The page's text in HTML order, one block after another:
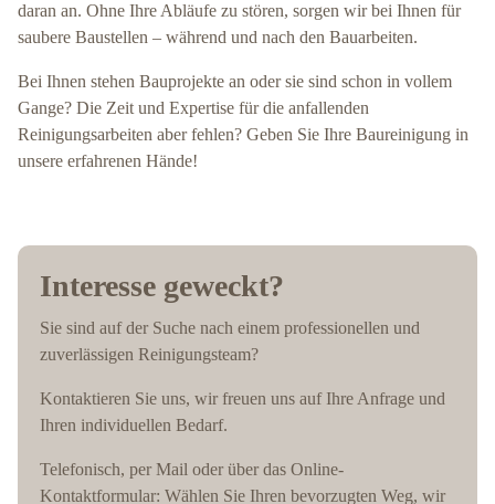
daran an. Ohne Ihre Abläufe zu stören, sorgen wir bei Ihnen für
saubere Baustellen – während und nach den Bauarbeiten.
Bei Ihnen stehen Bauprojekte an oder sie sind schon in vollem
Gange? Die Zeit und Expertise für die anfallenden
Reinigungsarbeiten aber fehlen? Geben Sie Ihre Baureinigung in
unsere erfahrenen Hände!
Interesse geweckt?
Sie sind auf der Suche nach einem professionellen und
zuverlässigen Reinigungsteam?
Kontaktieren Sie uns, wir freuen uns auf Ihre Anfrage und
Ihren individuellen Bedarf.
Telefonisch, per Mail oder über das Online-
Kontaktformular: Wählen Sie Ihren bevorzugten Weg, wir